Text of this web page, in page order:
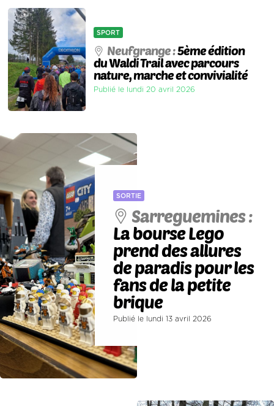
SPORT
Neufgrange :5ème édition
du Waldi Trail avec parcours
nature, marche et convivialité
Publié le lundi 20 avril 2026
SORTIE
Sarreguemines :
La bourse Lego
prend des allures
de paradis pour les
fans de la petite
brique
Publié le lundi 13 avril 2026